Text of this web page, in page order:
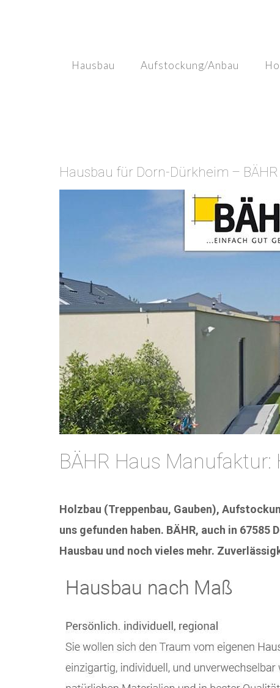
Hausbau
Aufstockung/Anbau
Hausbau für Dorn-Dürkheim –
BÄHR Haus
Holzbau (Treppenbau, Gauben),
uns gefunden haben. BÄHR, auch in
Hausbau und noch vieles mehr.